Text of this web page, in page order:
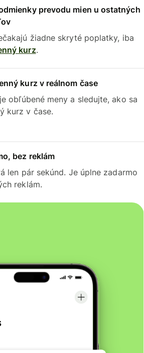
prevodu mien u ostatných
žiadne skryté poplatky, iba
kurz.
kurz v reálnom čase
obľúbené meny a sledujte, ako sa
kurz v čase.
bez reklám
len pár sekúnd. Je úplne zadarmo
reklám.